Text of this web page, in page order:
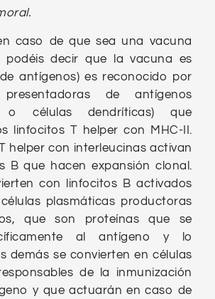
caso de que sea una vacuna
podéis decir que la vacuna es
antígenos) es reconocido por
de antígenos
o células dendríticas) que
linfocitos T helper con MHC-II.
helper con interleucinas activan
B que hacen expansión clonal.
con linfocitos B activados
plasmáticas productoras
que son proteínas que se
al antígeno y lo
demás se convierten en células
de la inmunización
y que actuarán en caso de